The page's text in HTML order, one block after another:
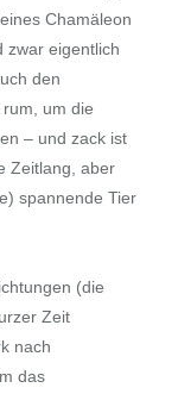
Chamäleon
zwar eigentlich
den
um die
– und zack ist
Zeitlang, aber
spannende Tier
(die
Zeit
nach
das